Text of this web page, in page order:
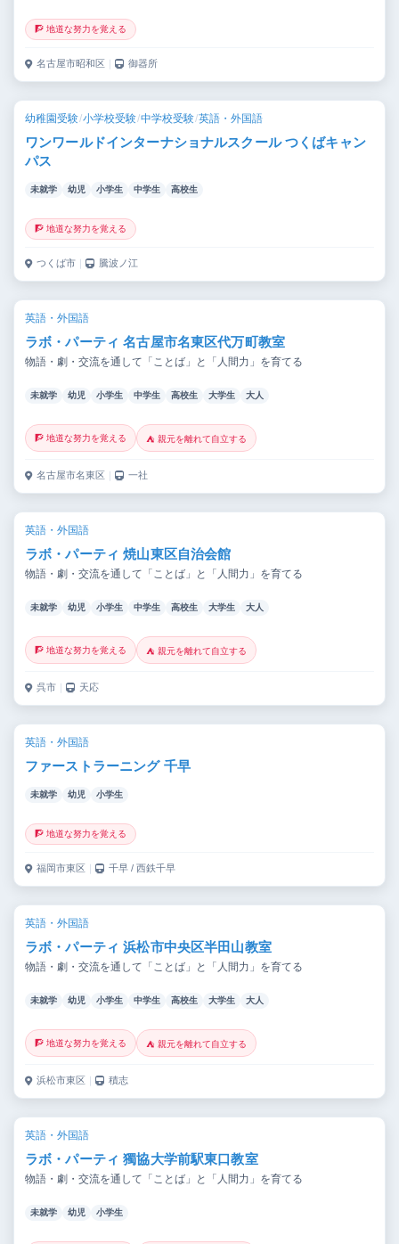
🧗 地道な努力を覚える
名古屋市昭和区 ｜ 御器所
幼稚園受験/小学校受験/中学校受験/英語・外国語
ワンワールドインターナショナルスクール つくばキャン
パス
未就学 幼児 小学生 中学生 高校生
🧗 地道な努力を覚える
つくば市 ｜ 騰波ノ江
英語・外国語
ラボ・パーティ 名古屋市名東区代万町教室
物語・劇・交流を通して「ことば」と「人間力」を育てる
未就学 幼児 小学生 中学生 高校生 大学生 大人
🧗 地道な努力を覚える ⛺ 親元を離れて自立する
名古屋市名東区 ｜ 一社
英語・外国語
ラボ・パーティ 焼山東区自治会館
物語・劇・交流を通して「ことば」と「人間力」を育てる
未就学 幼児 小学生 中学生 高校生 大学生 大人
🧗 地道な努力を覚える ⛺ 親元を離れて自立する
呉市 ｜ 天応
英語・外国語
ファーストラーニング 千早
未就学 幼児 小学生
🧗 地道な努力を覚える
福岡市東区 ｜ 千早 / 西鉄千早
英語・外国語
ラボ・パーティ 浜松市中央区半田山教室
物語・劇・交流を通して「ことば」と「人間力」を育てる
未就学 幼児 小学生 中学生 高校生 大学生 大人
🧗 地道な努力を覚える ⛺ 親元を離れて自立する
浜松市東区 ｜ 積志
英語・外国語
ラボ・パーティ 獨協大学前駅東口教室
物語・劇・交流を通して「ことば」と「人間力」を育てる
未就学 幼児 小学生